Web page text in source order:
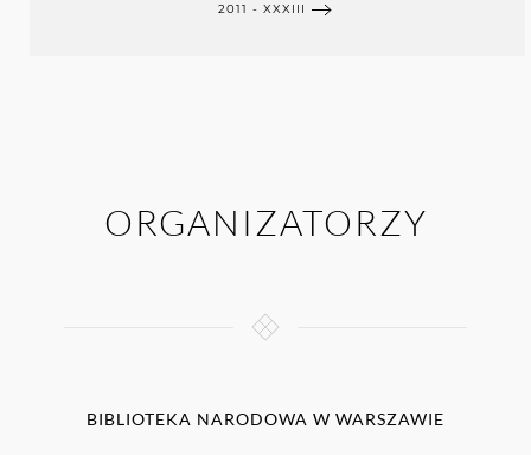
2011 - XXXIII
ORGANIZATORZY
BIBLIOTEKA NARODOWA W WARSZAWIE